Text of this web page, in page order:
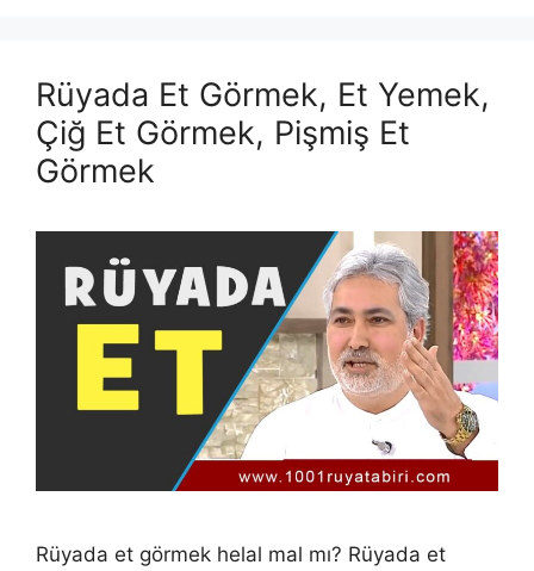
Rüyada Et Görmek, Et Yemek,
Çiğ Et Görmek, Pişmiş Et
Görmek
Rüyada et görmek helal mal mı? Rüyada et